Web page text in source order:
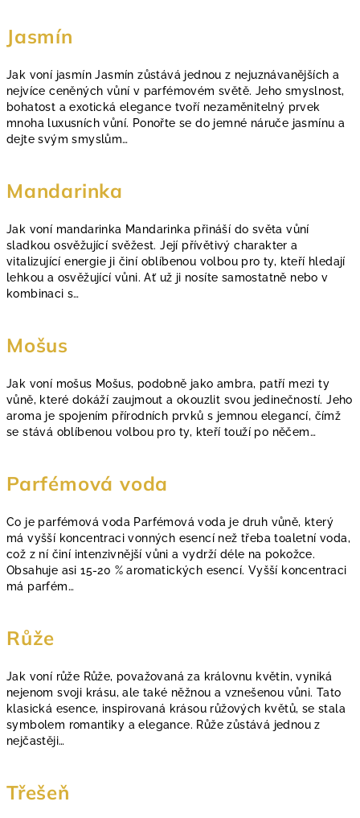
ů
Jasmín
Jak voní jasmín Jasmín zůstává jednou z nejuznávanějších a
nejvíce ceněných vůní v parfémovém světě. Jeho smyslnost,
bohatost a exotická elegance tvoří nezaměnitelný prvek
mnoha luxusních vůní. Ponořte se do jemné náruče jasmínu a
dejte svým smyslům…
Mandarinka
Jak voní mandarinka Mandarinka přináší do světa vůní
sladkou osvěžující svěžest. Její přívětivý charakter a
vitalizující energie ji činí oblíbenou volbou pro ty, kteří hledají
lehkou a osvěžující vůni. Ať už ji nosíte samostatně nebo v
kombinaci s…
Mošus
Jak voní mošus Mošus, podobně jako ambra, patří mezi ty
vůně, které dokáží zaujmout a okouzlit svou jedinečností. Jeho
aroma je spojením přírodních prvků s jemnou elegancí, čímž
se stává oblíbenou volbou pro ty, kteří touží po něčem…
Parfémová voda
Co je parfémová voda Parfémová voda je druh vůně, který
má vyšší koncentraci vonných esencí než třeba toaletní voda,
což z ní činí intenzivnější vůni a vydrží déle na pokožce.
Obsahuje asi 15-20 % aromatických esencí. Vyšší koncentraci
má parfém…
Růže
Jak voní růže Růže, považovaná za královnu květin, vyniká
nejenom svoji krásu, ale také něžnou a vznešenou vůni. Tato
klasická esence, inspirovaná krásou růžových květů, se stala
symbolem romantiky a elegance. Růže zůstává jednou z
nejčastěji…
Třešeň